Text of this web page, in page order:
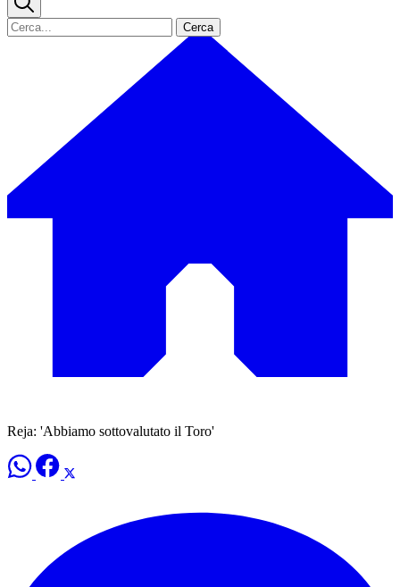
Cerca
Reja: 'Abbiamo sottovalutato il Toro'